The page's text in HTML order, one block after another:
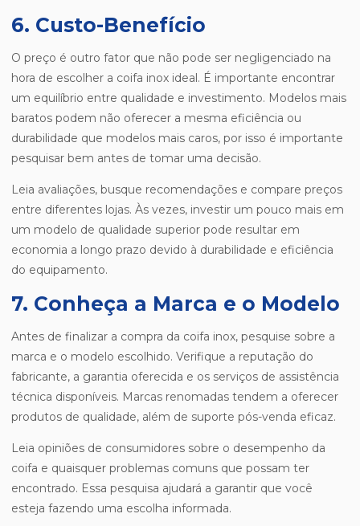
6. Custo-Benefício
O preço é outro fator que não pode ser negligenciado na
hora de escolher a coifa inox ideal. É importante encontrar
um equilíbrio entre qualidade e investimento. Modelos mais
baratos podem não oferecer a mesma eficiência ou
durabilidade que modelos mais caros, por isso é importante
pesquisar bem antes de tomar uma decisão.
Leia avaliações, busque recomendações e compare preços
entre diferentes lojas. Às vezes, investir um pouco mais em
um modelo de qualidade superior pode resultar em
economia a longo prazo devido à durabilidade e eficiência
do equipamento.
7. Conheça a Marca e o Modelo
Antes de finalizar a compra da coifa inox, pesquise sobre a
marca e o modelo escolhido. Verifique a reputação do
fabricante, a garantia oferecida e os serviços de assistência
técnica disponíveis. Marcas renomadas tendem a oferecer
produtos de qualidade, além de suporte pós-venda eficaz.
Leia opiniões de consumidores sobre o desempenho da
coifa e quaisquer problemas comuns que possam ter
encontrado. Essa pesquisa ajudará a garantir que você
esteja fazendo uma escolha informada.